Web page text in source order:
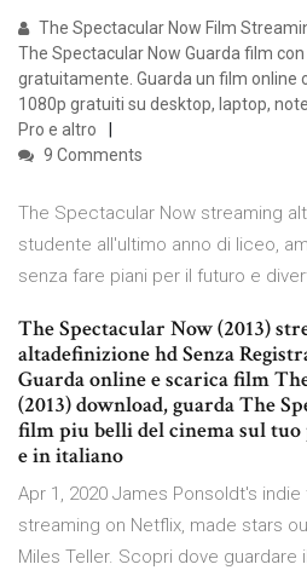
The Spectacular Now Film
The Spectacular Now Guarda film
gratuitamente. Guarda un film online
1080p gratuiti su desktop, laptop,
Pro e altro
9 Comments
The Spectacular Now streaming
studente all'ultimo anno di liceo,
senza fare piani per il futuro e
The Spectacular Now (2013)
altadefinizione hd Senza
Guarda online e scarica film
(2013) download, guarda The
film piu belli del cinema sul
e in italiano
Apr 1, 2020 James Ponsoldt's
streaming on Netflix, made stars
Miles Teller. Scopri dove